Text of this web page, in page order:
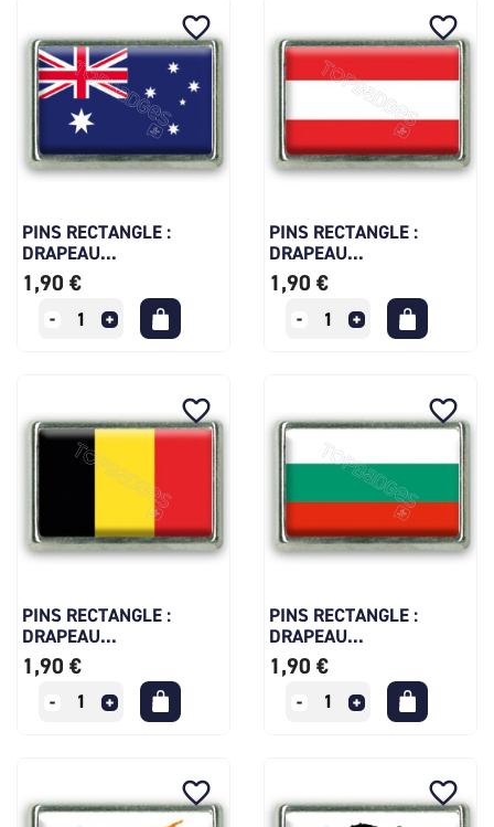
PINS RECTANGLE :
DRAPEAU...
1,90 €
favorite_border
PINS RECTANGLE :
DRAPEAU...
1,90 €
favorite_border
PINS RECTANGLE :
DRAPEAU...
1,90 €
favorite_border
PINS RECTANGLE :
DRAPEAU...
1,90 €
favorite_border
favorite_border favorite_border